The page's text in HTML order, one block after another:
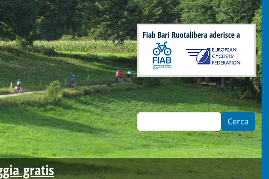
Fiab Bari Ruotalibera aderisce a
Cerca
gratis